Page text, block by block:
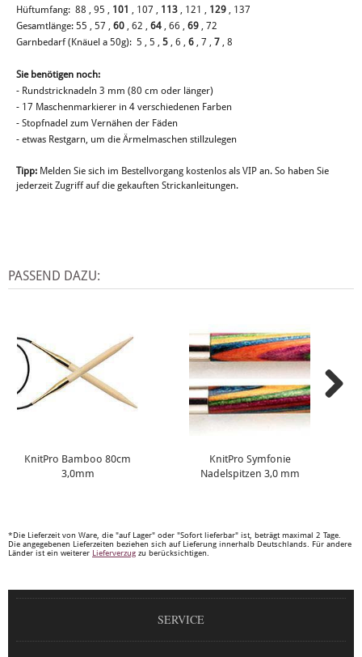
Hüftumfang: 88 , 95 , 101 , 107 , 113 , 121 , 129 , 137
Gesamtlänge: 55 , 57 , 60 , 62 , 64 , 66 , 69 , 72
Garnbedarf (Knäuel a 50g): 5 , 5 , 5 , 6 , 6 , 7 , 7 , 8
Sie benötigen noch:
- Rundstricknadeln 3 mm (80 cm oder länger)
- 17 Maschenmarkierer in 4 verschiedenen Farben
- Stopfnadel zum Vernähen der Fäden
- etwas Restgarn, um die Ärmelmaschen stillzulegen
Tipp: Melden Sie sich im Bestellvorgang kostenlos als VIP an. So haben Sie
jederzeit Zugriff auf die gekauften Strickanleitungen.
PASSEND DAZU:
KnitPro Bamboo 80cm
3,0mm
KnitPro Symfonie
Nadelspitzen 3,0 mm
*Die Lieferzeit von Ware, die "auf Lager" oder "Sofort lieferbar" ist, beträgt maximal 2 Tage.
Die angegebenen Lieferzeiten beziehen sich auf Lieferung innerhalb Deutschlands. Für andere
Länder ist ein weiterer Lieferverzug zu berücksichtigen.
SERVICE